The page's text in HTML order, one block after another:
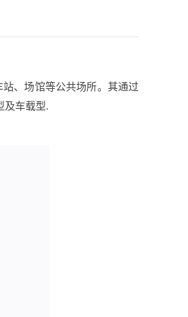
、场馆等公共场所。其通过
及车载型.